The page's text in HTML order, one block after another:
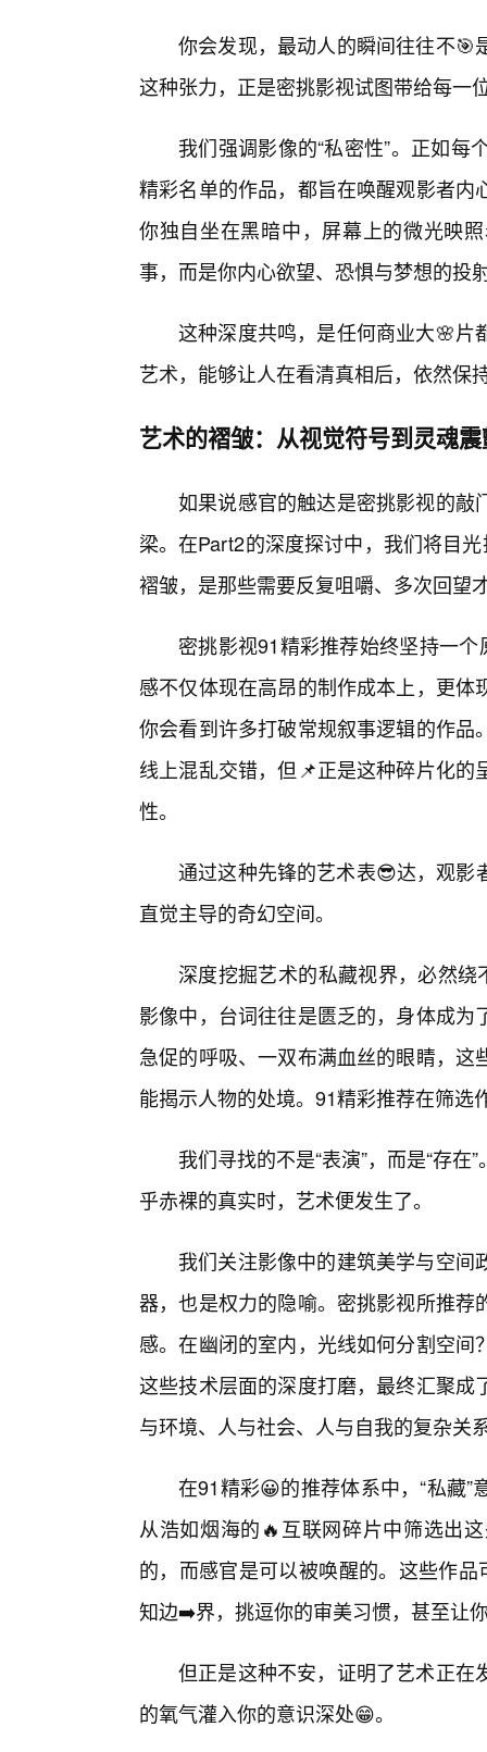
你会发现，最动人的瞬间往往不🎯
这种张力，正是密挑影视试图带给每一
我们强调影像的“私密性”。正如
精彩名单的作品，都旨在唤醒观影者
你独自坐在黑暗中，屏幕上的微光映
事，而是你内心欲望、恐惧与梦想的投
这种深度共鸣，是任何商业大🌸片
艺术，能够让人在看清真相后，依然保
艺术的褶皱：从视觉符号到灵魂
如果说感官的触达是密挑影视的敲
梁。在Part2的深度探讨中，我们将目
褶皱，是那些需要反复咀嚼、多次回望
密挑影视91精彩推荐始终坚持一
感不仅体现在高昂的制作成本上，更
你会看到许多打破常规叙事逻辑的作
线上混乱交错，但📌正是这种碎片化
性。
通过这种先锋的艺术表😎达，观影
直觉主导的奇幻空间。
深度挖掘艺术的私藏视界，必然绕
影像中，台词往往是匮乏的，身体成
急促的呼吸、一双布满血丝的眼睛，
能揭示人物的处境。91精彩推荐在筛
我们寻找的不是“表演”，而是“存
乎赤裸的真实时，艺术便发生了。
我们关注影像中的建筑美学与空
器，也是权力的隐喻。密挑影视所推
感。在幽闭的室内，光线如何分割空
这些技术层面的深度打磨，最终汇聚
与环境、人与社会、人与自我的复杂关
在91精彩😀的推荐体系中，“私藏
从浩如烟海的🔥互联网碎片中筛选出
的，而感官是可以被唤醒的。这些作
知边➡️界，挑逗你的审美习惯，甚至让
但正是这种不安，证明了艺术正在
的氧气灌入你的意识深处😁。